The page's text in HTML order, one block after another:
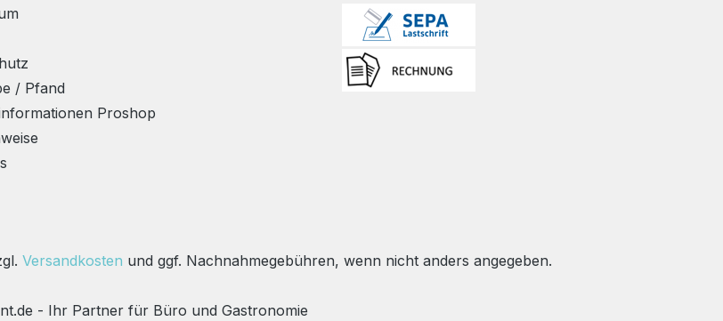
25g Schwartau Extra
für Hotel und
Verpackung einzeln
Tassenportionen
Faltschachtel mit
Tassenportionen zu je
1,75g
Tassenportionen zu je
1,75g
/ Pfand
Proshop
Versandkosten und ggf. Nachnahmegebühren, wenn nicht anders angegeben.
- Ihr Partner für Büro und Gastronomie